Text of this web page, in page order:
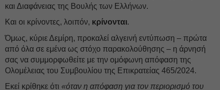
και Διαφάνειας της Βουλής των Ελλήνων.
Και οι κρίνοντες, λοιπόν, κρίνονται.
Όμως, κύριε Δεμίρη, προκαλεί αλγεινή εντύπωση – πρώτα
από όλα σε εμένα ως στόχο παρακολούθησης – η άρνησή
σας να συμμορφωθείτε με την ομόφωνη απόφαση της
Ολομέλειας του Συμβουλίου της Επικρατείας 465/2024.
Εκεί κρίθηκε ότι «όταν η απόφαση για τον περιορισμό του